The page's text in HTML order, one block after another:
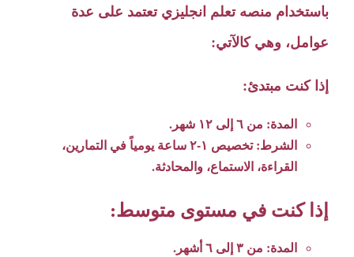
باستخدام منصه تعلم انجليزي تعتمد على عدة
عوامل، وهي كالآتي:
إذا كنت مبتدئ:
المدة: من ٦ إلى ١٢ شهر.
الشرط: تخصيص ١-٢ ساعة يومياً في التمارين،
القراءة، الاستماع، والمحادثة.
إذا كنت في مستوى متوسط:
المدة: من ٣ إلى ٦ أشهر.